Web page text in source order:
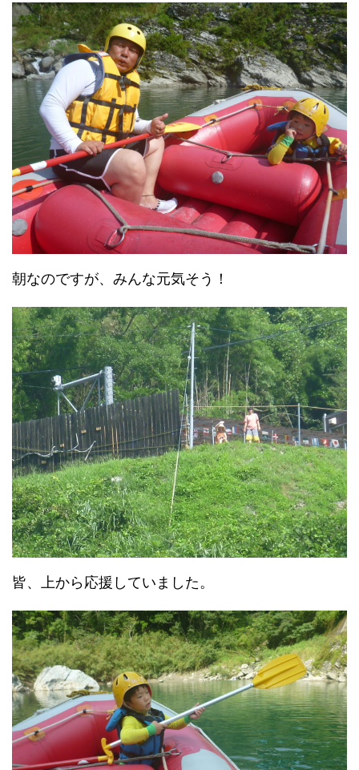
朝なのですが、みんな元気そう！
皆、上から応援していました。